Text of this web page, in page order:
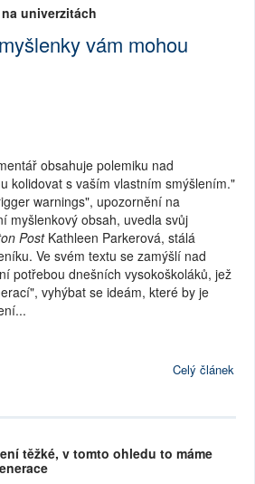
univerzitách
vám mohou
obsahuje polemiku nad
kolidovat s vaším vlastním smýšlením."
warnings", upozornění na
myšlenkový obsah, uvedla svůj
PostKathleen Parkerová, stálá
Ve svém textu se zamýšlí nad
potřebou dnešních vysokoškoláků, jež
vyhýbat se ideám, které by je
Celý článek
těžké, v tomto ohledu to máme